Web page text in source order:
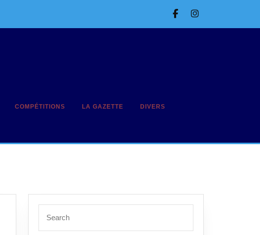
Facebook
COMPÉTITIONS LA GAZETTE DIVERS
for: